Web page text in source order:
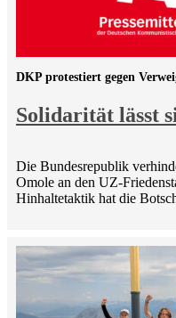
Solidarität lässt
DKP protestiert gegen
Die Bundesrepublik
Omole an den UZ-
Hinhaltetaktik hat die